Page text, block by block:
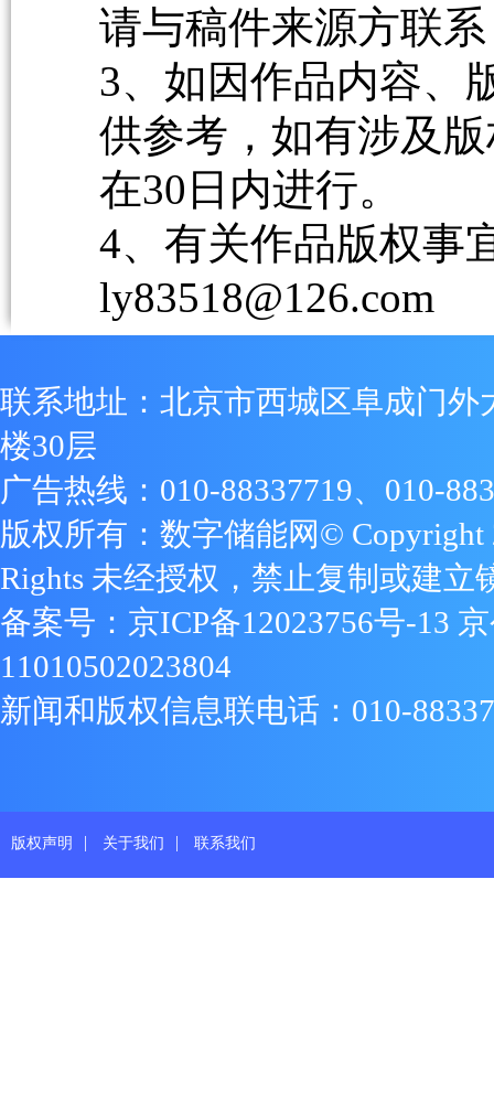
请与稿件来源方联
3、如因作品内容、
供参考，如有涉及
在30日内进行。
4、有关作品版权事
ly83518@126.com
联系地址：北京市西城区阜成门外
楼30层
广告热线：010-88337719、010-
版权所有：数字储能网© Copyright
Rights 未经授权，禁止复制或建立
备案号： 京ICP备12023756号-13
11010502023804
新闻和版权信息联电话：010-
版权声明 | 关于我们 | 联系我们